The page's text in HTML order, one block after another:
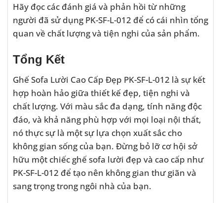
Hãy đọc các đánh giá và phản hồi từ những
người đã sử dụng PK-SF-L-012 để có cái nhìn tổng
quan về chất lượng và tiện nghi của sản phẩm.
Tổng Kết
Ghế Sofa Lười Cao Cấp Đẹp PK-SF-L-012 là sự kết
hợp hoàn hảo giữa thiết kế đẹp, tiện nghi và
chất lượng. Với màu sắc đa dạng, tính năng độc
đáo, và khả năng phù hợp với mọi loại nội thất,
nó thực sự là một sự lựa chọn xuất sắc cho
không gian sống của bạn. Đừng bỏ lỡ cơ hội sở
hữu một chiếc ghế sofa lười đẹp và cao cấp như
PK-SF-L-012 để tạo nên không gian thư giãn và
sang trọng trong ngôi nhà của bạn.